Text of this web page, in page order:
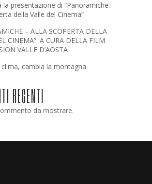
la presentazione di “Panoramiche.
della Valle del Cinema”
– ALLA SCOPERTA DELLA
CINEMA”. A CURA DELLA FILM
VALLE D’AOSTA
clima, cambia la montagna
RECENTI
da mostrare.